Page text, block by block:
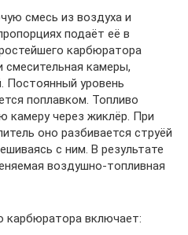
смесь из воздуха и
подаёт её в
карбюратора
смесительная камеры,
Постоянный уровень
поплавком. Топливо
камеру через жиклёр. При
оно разбивается струёй
с ним. В результате
воздушно-топливная
карбюратора включает: